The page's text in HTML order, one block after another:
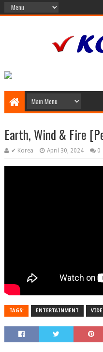
Earth, Wind & Fire
✔ Korea April 30, 2024 0
TAGS: ENTERTAINMENT